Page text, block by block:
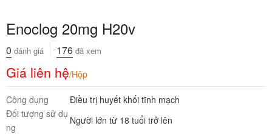
Enoclog 20mg H20v
0 đánh giá 176 đã xem
Giá liên hệ/Hộp
Công dụng
Điều trị huyết khối tĩnh mạch
Đối tượng sử dụ
ng
Người lớn từ 18 tuổi trở lên